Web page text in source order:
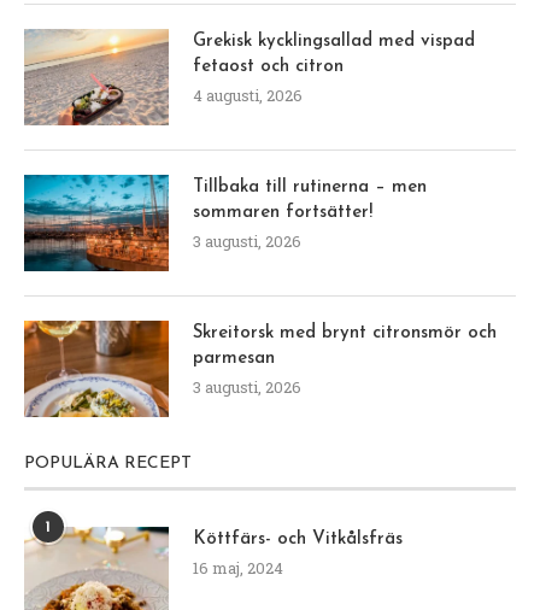
Grekisk kycklingsallad med vispad
fetaost och citron
4 augusti, 2026
Tillbaka till rutinerna – men
sommaren fortsätter!
3 augusti, 2026
Skreitorsk med brynt citronsmör och
parmesan
3 augusti, 2026
POPULÄRA RECEPT
Köttfärs- och Vitkålsfräs
16 maj, 2024